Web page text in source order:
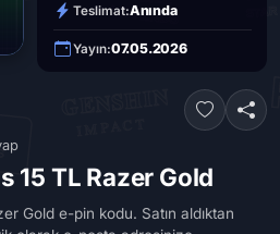
Teslimat:Anında
Yayın:07.05.2026
15 TL Razer Gold
Gold e-pin kodu. Satın aldıktan